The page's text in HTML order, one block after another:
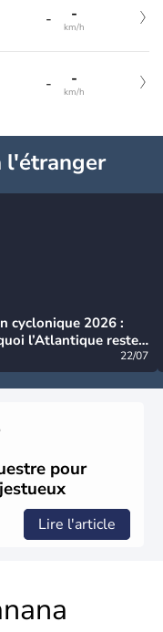
- -
km/h
- -
km/h
l'étranger
cyclonique 2026 :
l’Atlantique reste
22/07
pour
Lire l'article